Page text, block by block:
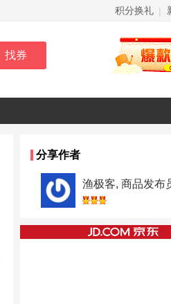
积分换礼 |
分享作者
渔极客, 商品发布